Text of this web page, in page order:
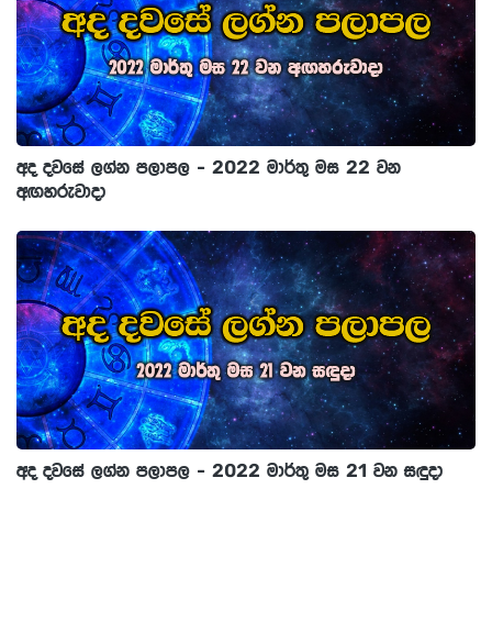
අද දවසේ ලග්න පලාපල - 2022 මාර්තු මස 22 වන
අඟහරුවාදා
අද දවසේ ලග්න පලාපල - 2022 මාර්තු මස 21 වන සඳුදා